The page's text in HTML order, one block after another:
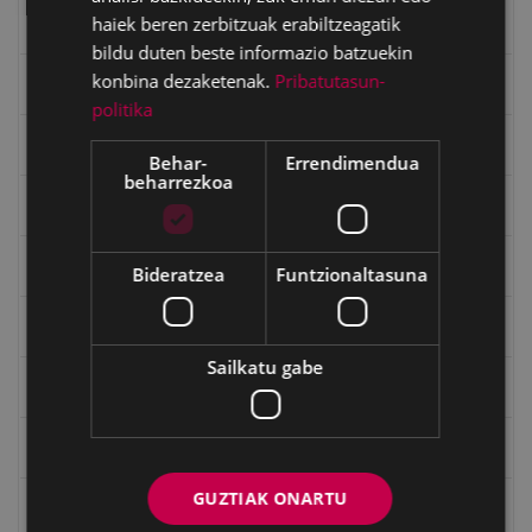
Eibartarren ahotan
Emakumeak
Errepublika
Gerra Zibilaren Interpretazio Zentroa
Gerrako umeak
Ignazio Zuloagaren margolanak Eibarko dendetan
haiek beren zerbitzuak erabiltzeagatik
bildu duten beste informazio batzuekin
konbina dezaketenak. Pribatutasun-
politika
Behar-
beharrezkoa
Errendimendua
Bideratzea Funtzionaltasuna
Sailkatu gabe
GUZTIAK ONARTU